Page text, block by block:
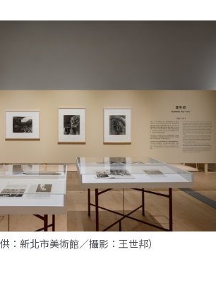
：新北市美術館／攝影：王世邦）